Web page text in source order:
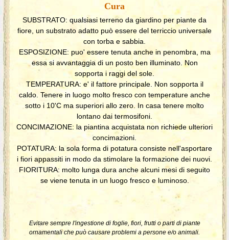
Cura
SUBSTRATO: qualsiasi terreno da giardino per piante da
fiore, un substrato adatto può essere del terriccio universale
con torba e sabbia.
ESPOSIZIONE: puo' essere tenuta anche in penombra, ma
essa si avvantaggia di un posto ben illuminato. Non
sopporta i raggi del sole.
TEMPERATURA: e' il fattore principale. Non sopporta il
caldo. Tenere in luogo molto fresco con temperature anche
sotto i 10'C ma superiori allo zero. In casa tenere molto
lontano dai termosifoni.
CONCIMAZIONE: la piantina acquistata non richiede ulteriori
concimazioni.
POTATURA: la sola forma di potatura consiste nell'asportare
i fiori appassiti in modo da stimolare la formazione dei nuovi.
FIORITURA: molto lunga dura anche alcuni mesi di seguito
se viene tenuta in un luogo fresco e luminoso.
Evitare sempre l'ingestione di foglie, fiori, frutti o parti di piante
ornamentali che può causare problemi a persone e/o animali.